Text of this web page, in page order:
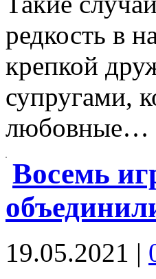
редкость в
крепкой
супругами,
любовные…
Восемь
19.05.2021 |